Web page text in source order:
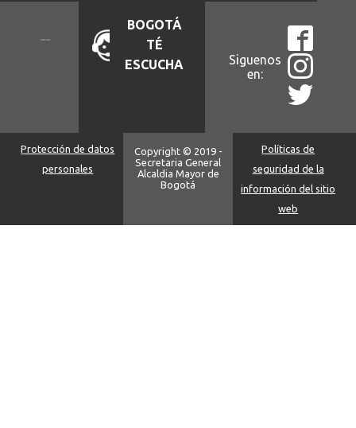
BOGOTÁ
TÉ
ESCUCHA
Siguenos
en:
Protección de datos
personales
Copyright © 2019 -
Secretaria General
Alcaldia Mayor de
Bogotá
Políticas de
seguridad de la
información del sitio
web